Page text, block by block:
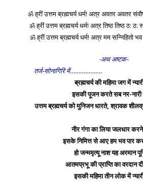
ॐ ह्रीं उत्तम ब्रह्मचर्य धर्म! अत्र अवतर
ॐ ह्रीं उत्तम ब्रह्मचर्य धर्म! अत्र तिष्ठ
ॐ ह्रीं उत्तम ब्रह्मचर्य धर्म! अत्र मम सन्निहितो
-अथ अष्टक-
तर्ज-सोनागिरि
ब्रह्मचर्य की महिमा जग में
इसकी पूजन करते सब नर-
उत्तम ब्रह्मचर्य को मुनिजन धारते, श्रावक
नीर गंगा का लिया जलधार
इसके निमित्त से आए हम भव पार
हो जन्ममृत्यू नाश यह अरमान
आतमप्रभू की प्राप्ति का वरदान
इसकी महिमा तीन लोक में